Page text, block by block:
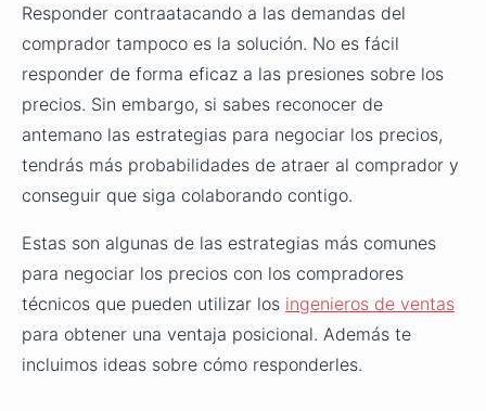
Responder contraatacando a las demandas del
comprador tampoco es la solución. No es fácil
responder de forma eficaz a las presiones sobre los
precios. Sin embargo, si sabes reconocer de
antemano las estrategias para negociar los precios,
tendrás más probabilidades de atraer al comprador y
conseguir que siga colaborando contigo.
Estas son algunas de las estrategias más comunes
para negociar los precios con los compradores
técnicos que pueden utilizar los ingenieros de ventas
para obtener una ventaja posicional. Además te
incluimos ideas sobre cómo responderles.